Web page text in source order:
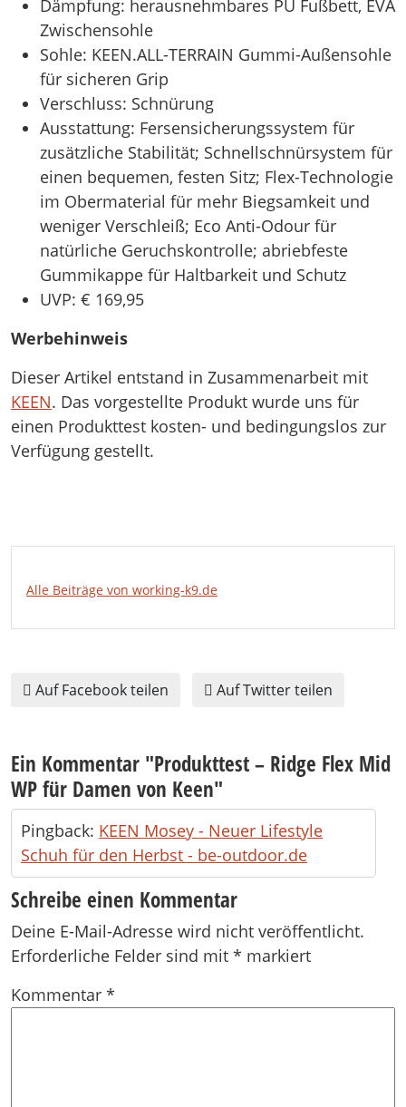
Dämpfung: herausnehmbares PU Fußbett, EVA
Zwischensohle
Sohle: KEEN.ALL-TERRAIN Gummi-Außensohle
für sicheren Grip
Verschluss: Schnürung
Ausstattung: Fersensicherungssystem für
zusätzliche Stabilität; Schnellschnürsystem für
einen bequemen, festen Sitz; Flex-Technologie
im Obermaterial für mehr Biegsamkeit und
weniger Verschleiß; Eco Anti-Odour für
natürliche Geruchskontrolle; abriebfeste
Gummikappe für Haltbarkeit und Schutz
UVP: € 169,95
Werbehinweis
Dieser Artikel entstand in Zusammenarbeit mit
KEEN. Das vorgestellte Produkt wurde uns für
einen Produkttest kosten- und bedingungslos zur
Verfügung gestellt.
Alle Beiträge von working-k9.de
Auf Facebook teilen Auf Twitter teilen
Ein Kommentar "Produkttest – Ridge Flex Mid
WP für Damen von Keen"
Pingback: KEEN Mosey - Neuer Lifestyle
Schuh für den Herbst - be-outdoor.de
Schreibe einen Kommentar
Deine E-Mail-Adresse wird nicht veröffentlicht.
Erforderliche Felder sind mit * markiert
Kommentar *